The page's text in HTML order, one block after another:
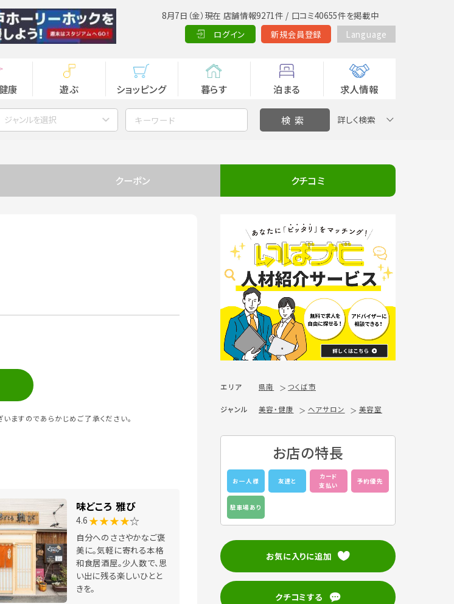
8月7日（金）現在 店舗情報9271件 / 口コミ40655件を掲載中
ログイン
新規会員登録 Language
康 遊ぶ ショッピング 暮らす 泊まる 求人情報
ジャンルを選択 詳しく検索
クーポン クチコミ
ますのであらかじめご了承ください。
味どころ 雅び
4.6 ★★★★☆
自分へのささやかなご褒
美に。気軽に寄れる本格
和食居酒屋。少人数で、思
い出に残る楽しいひとと
きを。
エリア 県南 つくば市
ジャンル 美容・健康 ヘアサロン 美容室
お店の特長
お一人様 友達と
カード
支払い
予約優先
駐車場あり
お気に入りに追加
クチコミする